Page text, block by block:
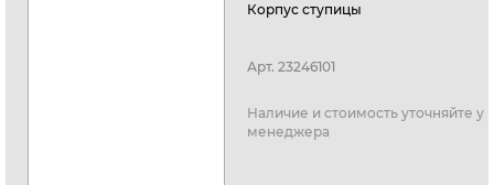
Корпус ступицы
Арт.23246101
Наличие и стоимость уточняйте у
менеджера